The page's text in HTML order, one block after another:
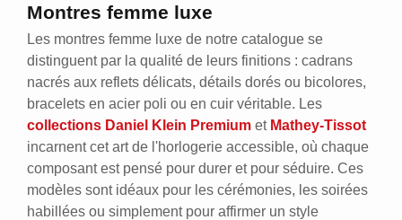
Montres femme luxe
Les montres femme luxe de notre catalogue se
distinguent par la qualité de leurs finitions : cadrans
nacrés aux reflets délicats, détails dorés ou bicolores,
bracelets en acier poli ou en cuir véritable. Les
collections Daniel Klein Premium et Mathey-Tissot
incarnent cet art de l'horlogerie accessible, où chaque
composant est pensé pour durer et pour séduire. Ces
modèles sont idéaux pour les cérémonies, les soirées
habillées ou simplement pour affirmer un style